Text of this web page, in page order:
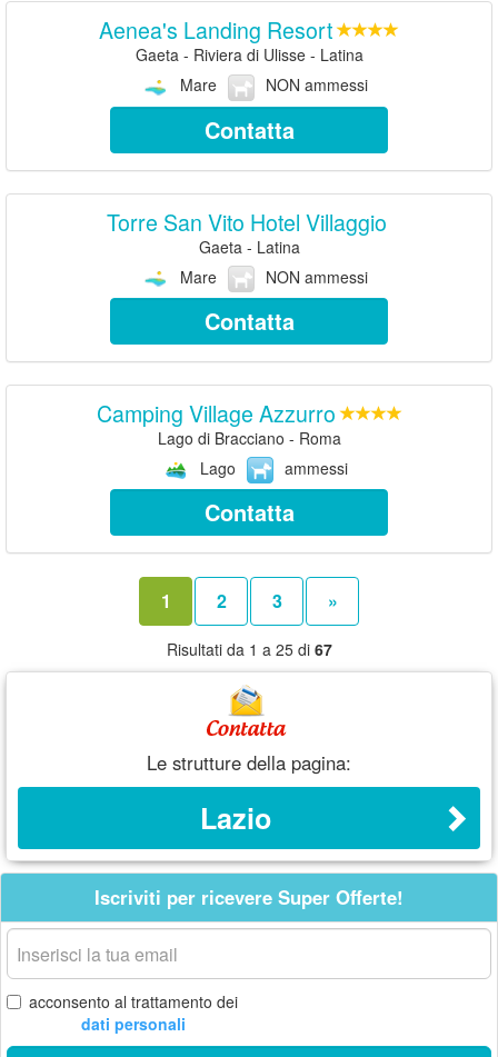
Aenea's Landing Resort
Gaeta - Riviera di Ulisse - Latina
Mare
NON ammessi
Contatta
Torre San Vito Hotel Villaggio
Gaeta - Latina
Mare
NON ammessi
Contatta
Camping Village Azzurro
Lago di Bracciano - Roma
Lago
ammessi
Contatta
1 2 3 »
Risultati da 1 a 25 di 67
Le strutture della pagina:
Lazio
Iscriviti per ricevere Super Offerte!
La
tua
email
acconsento al trattamento dei
dati personali